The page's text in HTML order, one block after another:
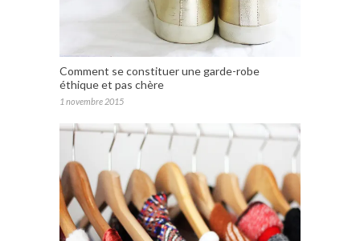
Comment se constituer une garde-robe
éthique et pas chère
1 novembre 2015